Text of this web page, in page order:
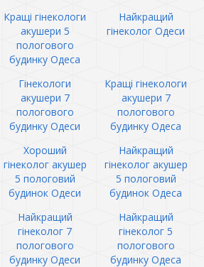
Кращі гінекологи
акушери 5
пологового
будинку Одеса
Найкращий
гінеколог Одеси
Гінекологи
акушери 7
пологового
будинку Одеси
Кращі гінекологи
акушери 7
пологового
будинку Одеса
Хороший
гінеколог акушер
5 пологовий
будинок Одеси
Найкращий
гінеколог акушер
5 пологовий
будинок Одеса
Найкращий
гінеколог 7
пологового
будинку Одеси
Найкращий
гінеколог 5
пологового
будинку Одеса